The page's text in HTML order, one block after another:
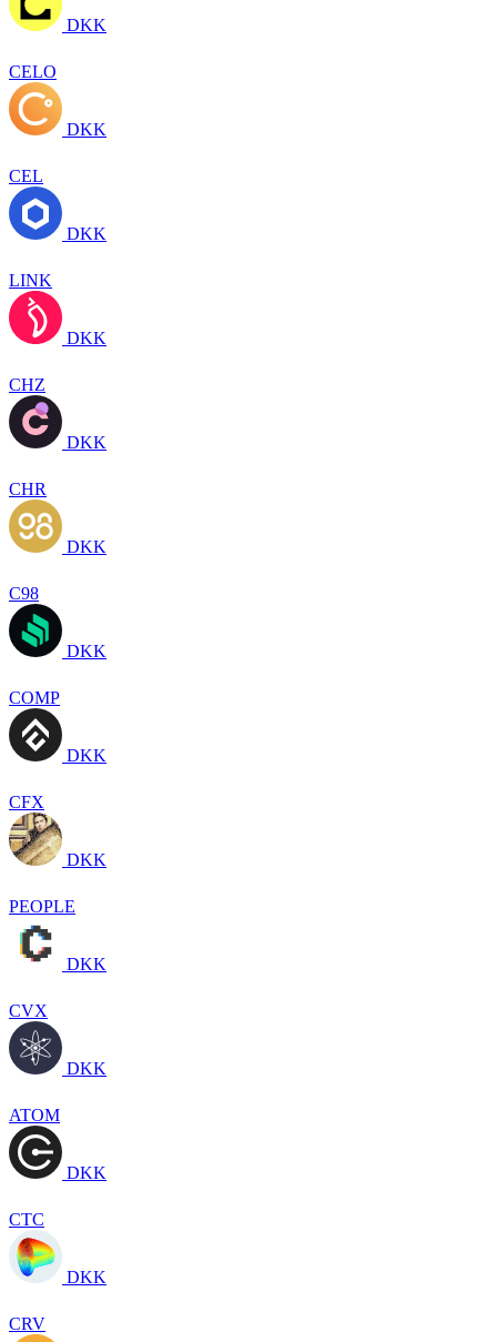
DKK
CELO
DKK
CEL
DKK
LINK
DKK
CHZ
DKK
CHR
DKK
C98
DKK
COMP
DKK
CFX
DKK
PEOPLE
DKK
CVX
DKK
ATOM
DKK
CTC
DKK
CRV